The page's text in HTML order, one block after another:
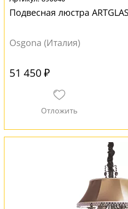
Подвесная люстра
Osgona (Италия)
51 450 ₽